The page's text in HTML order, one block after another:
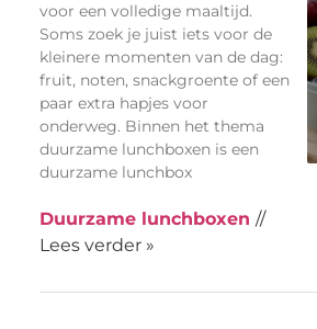
voor een volledige maaltijd.
Soms zoek je juist iets voor de
kleinere momenten van de dag:
fruit, noten, snackgroente of een
paar extra hapjes voor
onderweg. Binnen het thema
duurzame lunchboxen is een
duurzame lunchbox
Duurzame lunchboxen //
Lees verder »